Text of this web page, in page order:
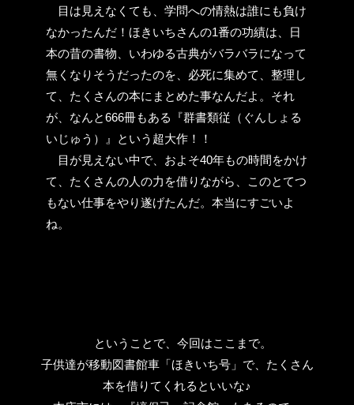
目は見えなくても、学問への情熱は誰にも負け
なかったんだ！ほきいちさんの1番の功績は、日
本の昔の書物、いわゆる古典がバラバラになって
無くなりそうだったのを、必死に集めて、整理し
て、たくさんの本にまとめた事なんだよ。それ
が、なんと666冊もある『群書類従（ぐんしょる
いじゅう）』という超大作！！
目が見えない中で、およそ40年もの時間をかけ
て、たくさんの人の力を借りながら、このとてつ
もない仕事をやり遂げたんだ。本当にすごいよ
ね。
ということで、今回はここまで。
子供達が移動図書館車「ほきいち号」で、たくさん
本を借りてくれるといいな♪